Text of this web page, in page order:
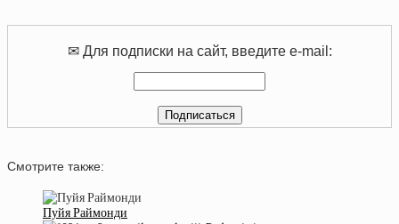
✉ Для подписки на сайт, введите e-mail:
Смотрите также:
Пуйя Раймонди